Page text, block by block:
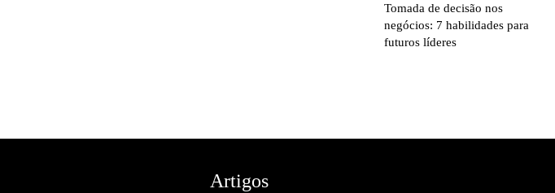
Tomada de decisão nos
negócios: 7 habilidades para
futuros líderes
Artigos